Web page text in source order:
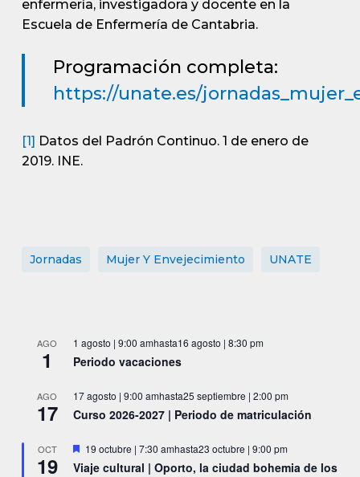
enfermería, investigadora y docente en la
Escuela de Enfermería de Cantabria.
Programación completa:
https://unate.es/
[1] Datos del Padrón Continuo. 1 de enero de
2019. INE.
Jornadas Mujer Y Envejecimiento UNATE
AGO
1
1 agosto | 9:00 amhasta16 agosto | 8:30 pm
Periodo vacaciones
AGO
17
17 agosto | 9:00 amhasta25 septiembre | 2:00 pm
Curso 2026-2027 | Periodo de matriculación
OCT
19
Destacado
19 octubre | 7:30 amhasta23 octubre | 9:00 pm
Viaje cultural | Oporto, la ciudad bohemia de los